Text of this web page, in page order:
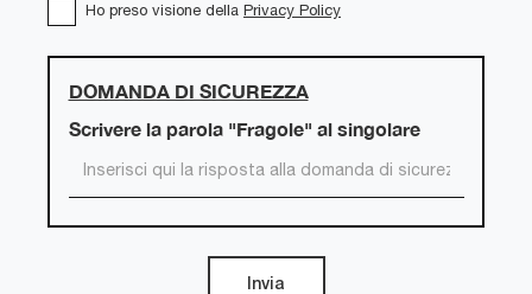
Ho preso visione della Privacy Policy
DOMANDA DI SICUREZZA
Scrivere la parola "Fragole" al singolare
Invia